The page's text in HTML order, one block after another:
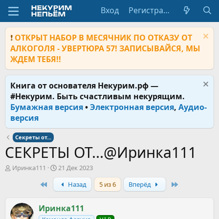
Вход Регистрация
❗ ОТКРЫТ НАБОР В МЕСЯЧНИК ПО ОТКАЗУ ОТ
АЛКОГОЛЯ - УВЕРТЮРА 57! ЗАПИСЫВАЙСЯ, МЫ
ЖДЕМ ТЕБЯ!!
Книга от основателя Некурим.рф —
#Некурим. Быть счастливым некурящим.
Бумажная версия•Электронная версия, Аудио-
версия
Секреты от...
СЕКРЕТЫ ОТ...@Иринка111
А
т
Иринка111
Д
а
а
а
21 Дек 2023
Назад 5 из 6 Вперёд
Иринка111